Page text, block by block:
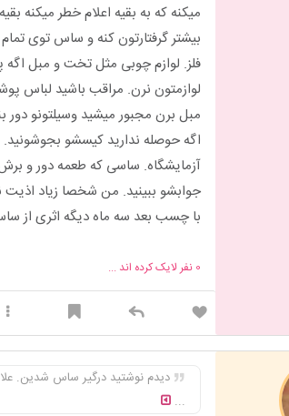
میکنه که به بقیه اعلام خطر
بیشتر گرفتارتون کنه و ساس توی
فلز. لوازم چوبی مثل تخت و مبل
لوازمتون نرن. مراقب باشید لباس
مبل برن مجبور میشید وسیلتونو دور
اگه حوصله ندارید کیسشو
آزمایشگاه. ساسی که طعمه دور و
جوابشو ببینید. من شخصا زیاد
با چسب بعد سه ماه دیگه اثری از
0 نفر لایک کرده اند ...
دیدم نوشتید درگیر ساس شدین.
...